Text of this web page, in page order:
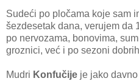
Sudeći po pločama koje sam
šezdesetak dana, verujem da
po nervozama, bonovima,
groznici, već i po sezoni
Mudri Konfučije je jako